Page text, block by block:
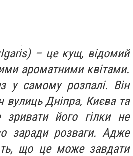
– це кущ, відомий
ароматними квітами.
у самому розпалі. Він
вулиць Дніпра, Києва та
його гілки не
заради розваги. Адже
що це може завдати